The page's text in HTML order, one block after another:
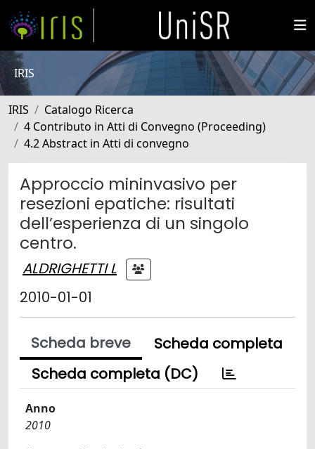
IRIS
IRIS
Catalogo Ricerca
4 Contributo in Atti di Convegno (Proceeding)
4.2 Abstract in Atti di convegno
Approccio mininvasivo per
resezioni epatiche: risultati
dell’esperienza di un singolo
centro.
ALDRIGHETTI L
2010-01-01
Scheda breve
Scheda completa
Scheda completa (DC)
Anno
2010